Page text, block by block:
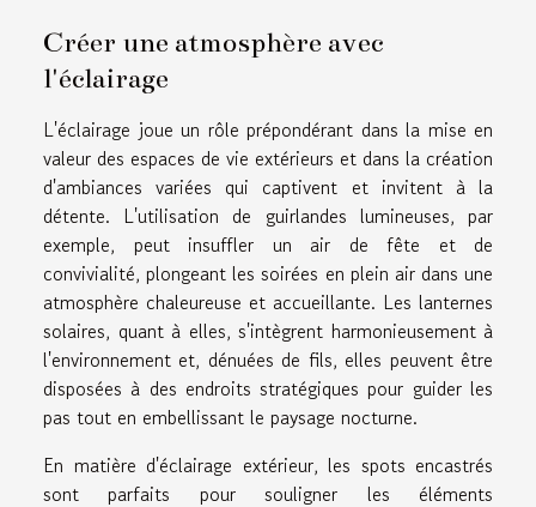
Créer une atmosphère avec
l'éclairage
L'éclairage joue un rôle prépondérant dans la mise en
valeur des espaces de vie extérieurs et dans la création
d'ambiances variées qui captivent et invitent à la
détente. L'utilisation de guirlandes lumineuses, par
exemple, peut insuffler un air de fête et de
convivialité, plongeant les soirées en plein air dans une
atmosphère chaleureuse et accueillante. Les lanternes
solaires, quant à elles, s'intègrent harmonieusement à
l'environnement et, dénuées de fils, elles peuvent être
disposées à des endroits stratégiques pour guider les
pas tout en embellissant le paysage nocturne.
En matière d'éclairage extérieur, les spots encastrés
sont parfaits pour souligner les éléments